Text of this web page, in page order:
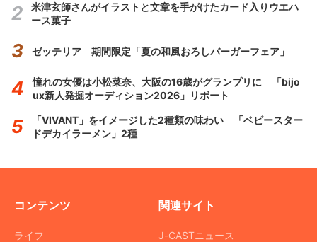
米津玄師さんがイラストと文章を手がけたカード入りウエハ
ース菓子
ゼッテリア 期間限定「夏の和風おろしバーガーフェア」
憧れの女優は小松菜奈、大阪の16歳がグランプリに 「bijo
ux新人発掘オーディション2026」リポート
「VIVANT」をイメージした2種類の味わい 「ベビースター
ドデカイラーメン」2種
コンテンツ
ライフ
関連サイト
J-CASTニュース